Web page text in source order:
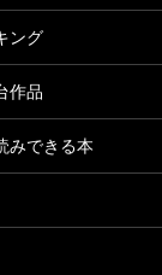
ング
作品
みできる本